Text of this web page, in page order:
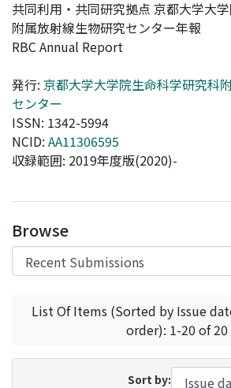
共同利用・共同研究拠点 京都大学大
附属放射線生物研究センター年報
RBC Annual Report
発行: 京都大学大学院生命科学研究科
センター
ISSN: 1342-5994
NCID: AA11306595
収録範囲: 2019年度版(2020)-
Browse
List Of Items (Sorted by Issue
order): 1-20 of 20
Sort by: